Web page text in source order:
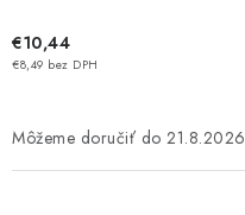
€10,44
€8,49 bez DPH
21.8.2026